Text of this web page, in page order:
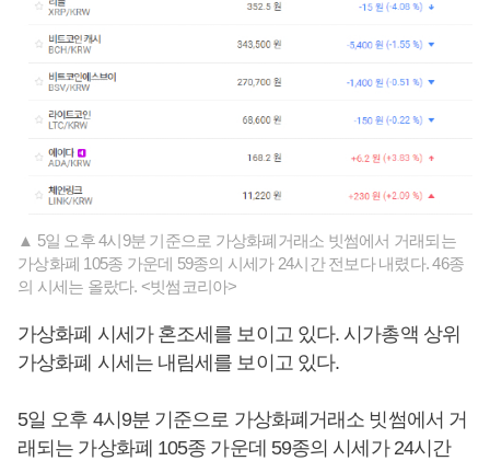
▲ 5일 오후 4시9분 기준으로 가상화폐거래소 빗썸에서 거래되는
가상화폐 105종 가운데 59종의 시세가 24시간 전보다 내렸다. 46종
의 시세는 올랐다. <빗썸코리아>
가상화폐 시세가 혼조세를 보이고 있다. 시가총액 상위
가상화폐 시세는 내림세를 보이고 있다.
5일 오후 4시9분 기준으로 가상화폐거래소 빗썸에서 거
래되는 가상화폐 105종 가운데 59종의 시세가 24시간